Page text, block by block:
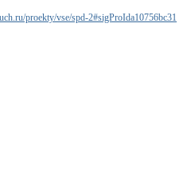
proekty/vse/spd-2#sigProIda10756bc31